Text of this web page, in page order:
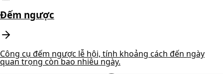
Đếm ngược
Công cụ đếm ngược lễ hội, tính khoảng cách đến ngày
quan trọng còn bao nhiêu ngày.